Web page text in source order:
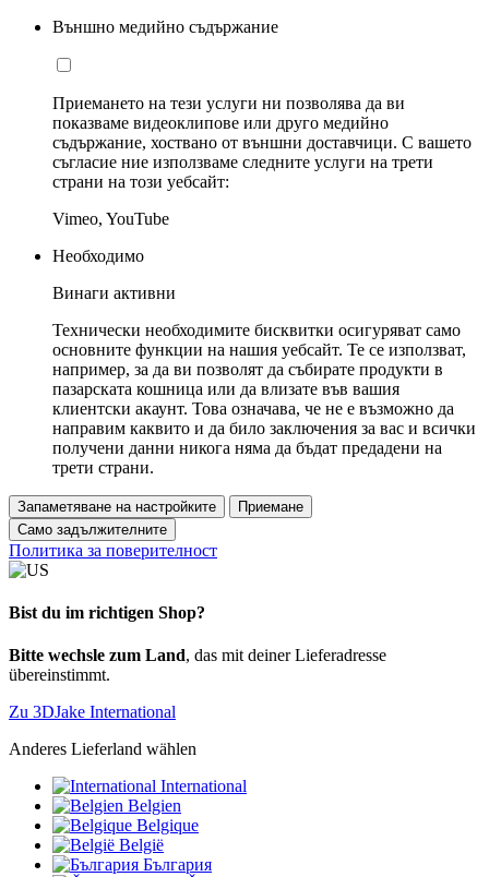
Външно медийно съдържание
Приемането на тези услуги ни позволява да ви
показваме видеоклипове или друго медийно
съдържание, хоствано от външни доставчици. С вашето
съгласие ние използваме следните услуги на трети
страни на този уебсайт:
Vimeo, YouTube
Необходимо
Винаги активни
Технически необходимите бисквитки осигуряват само
основните функции на нашия уебсайт. Те се използват,
например, за да ви позволят да събирате продукти в
пазарската кошница или да влизате във вашия
клиентски акаунт. Това означава, че не е възможно да
направим каквито и да било заключения за вас и всички
получени данни никога няма да бъдат предадени на
трети страни.
Запаметяване на настройките
Приемане
Само задължителните
Политика за поверителност
Bist du im richtigen Shop?
Bitte wechsle zum Land, das mit deiner Lieferadresse
übereinstimmt.
Zu 3DJake International
Anderes Lieferland wählen
International
Belgien
Belgique
België
България